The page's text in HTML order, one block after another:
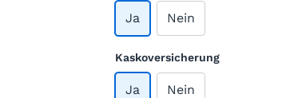
Ja Nein
Kaskoversicherung
Ja Nein